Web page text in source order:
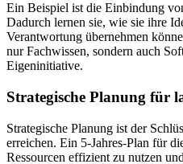
Ein Beispiel ist die Einbindung
Dadurch lernen sie, wie sie ihre
Verantwortung übernehmen
nur Fachwissen, sondern auch
Eigeninitiative.
Strategische Planung für
Strategische Planung ist der
erreichen. Ein 5-Jahres-Plan für
Ressourcen effizient zu nutzen